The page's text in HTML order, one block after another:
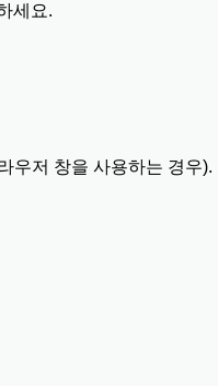
세요.
우저 창을 사용하는 경우).